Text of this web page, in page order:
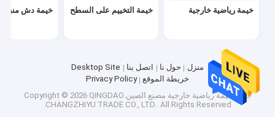
خيمة رياضية خارجية خيمة التخييم على السطح خيمة دش
منزل حول نا اتصل بنا
Desktop Site
خريطة الموقع
Privacy Policy
جودةخيمة رياضية خارجية
مصنع الصين.Copyright © 2026 QINGDAO
CHANGZHIYU TRADE CO., LTD.. All Rights Reserved.